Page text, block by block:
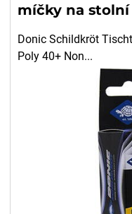
míčky na
Donic Schildkröt
Poly 40+ Non...